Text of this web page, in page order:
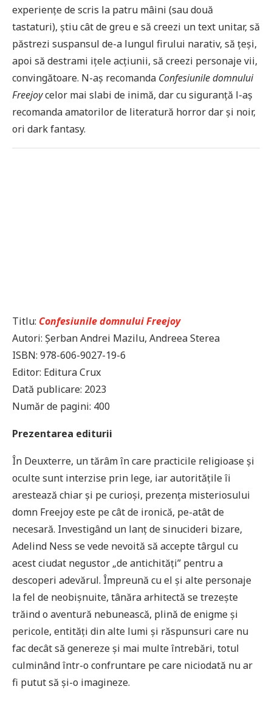
experiențe de scris la patru mâini (sau două
tastaturi), știu cât de greu e să creezi un text unitar, să
păstrezi suspansul de-a lungul firului narativ, să țeși,
apoi să destrami ițele acțiunii, să creezi personaje vii,
convingătoare. N-aș recomanda Confesiunile domnului
Freejoycelor mai slabi de inimă, dar cu siguranță l-aș
recomanda amatorilor de literatură horror dar și noir,
ori dark fantasy.
Titlu: Confesiunile domnului Freejoy
Autori: Șerban Andrei Mazilu, Andreea Sterea
ISBN: 978-606-9027-19-6
Editor: Editura Crux
Dată publicare: 2023
Număr de pagini: 400
Prezentarea editurii
În Deuxterre, un tărâm în care practicile religioase și
oculte sunt interzise prin lege, iar autoritățile îi
arestează chiar și pe curioși, prezența misteriosului
domn Freejoy este pe cât de ironică, pe-atât de
necesară. Investigând un lanț de sinucideri bizare,
Adelind Ness se vede nevoită să accepte târgul cu
acest ciudat negustor „de antichități” pentru a
descoperi adevărul. Împreună cu el și alte personaje
la fel de neobișnuite, tânăra arhitectă se trezește
trăind o aventură nebunească, plină de enigme și
pericole, entități din alte lumi și răspunsuri care nu
fac decât să genereze și mai multe întrebări, totul
culminând într-o confruntare pe care niciodată nu ar
fi putut să și-o imagineze.